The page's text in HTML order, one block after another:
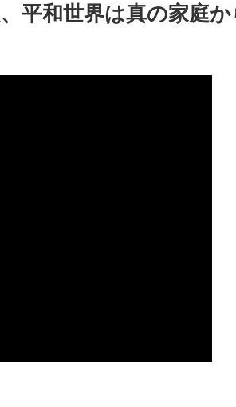
平和世界は真の家庭か